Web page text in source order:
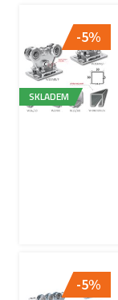
-5%
SKLADEM
-5%